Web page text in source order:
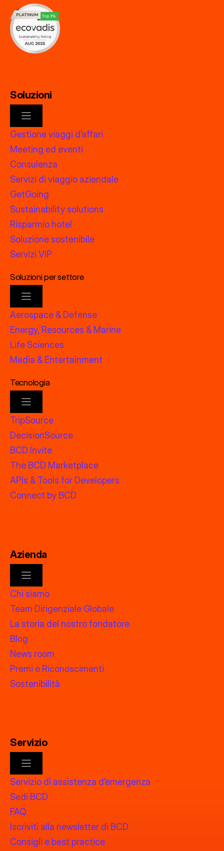
Soluzioni
Gestione viaggi d’affari
Meeting ed eventi
Consulenza
Servizi di viaggio aziendale
GetGoing
Sustainability solutions
Risparmio hotel
Soluzione sostenibile
Servizi VIP
Soluzioni per settore
Aerospace & Defense
Energy, Resources & Marine
Life Sciences
Media & Entertainment
Tecnologia
TripSource
DecisionSource
BCD Invite
The BCD Marketplace
APIs & Tools for Developers
Connect by BCD
Azienda
Chi siamo
Team Dirigenziale Globale
La storia del nostro fondatore
Blog
News room
Premi e Riconoscimenti
Sostenibilità
Servizio
Servizio di assistenza d’emergenza
Sedi BCD
FAQ
Iscriviti alla newsletter di BCD
Consigli e best practice